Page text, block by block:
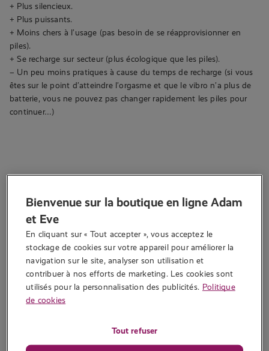
+ Plus silencieux.
+ Plus puissants.
+ Moins chers à l’usage (pas besoin de se réapprovisionner en
piles).
+ Se recharge sur secteur (plus écologique que les piles).
– Un peu moins pratiques à cause du temps de recharge (si vous
êtes sur le point d’atteindre l’orgasme et que le vibro n’a plus de
batterie, vous ne pouvez pas changer rapidement les piles pour
continuer…)
Les vibromasseurs sont fabriqués dans différentes matières. Voici
un récapitulatif de ces matières et leur degré de sécurité pour la
santé.
Silicone
Les sex-toys fabriqués en silicone sont de la meilleure qualité et
d’utilisation fiable. Le silicone est une matière très flexible et
hypoallergénique, il ne contient pas de latex et il est sans goût ni
Bienvenue sur la boutique en ligne Adam
et Eve
En cliquant sur « Tout accepter », vous acceptez le
stockage de cookies sur votre appareil pour améliorer la
navigation sur le site, analyser son utilisation et
contribuer à nos efforts de marketing. Les cookies sont
utilisés pour la personnalisation des publicités. Politique
de cookies
Tout refuser